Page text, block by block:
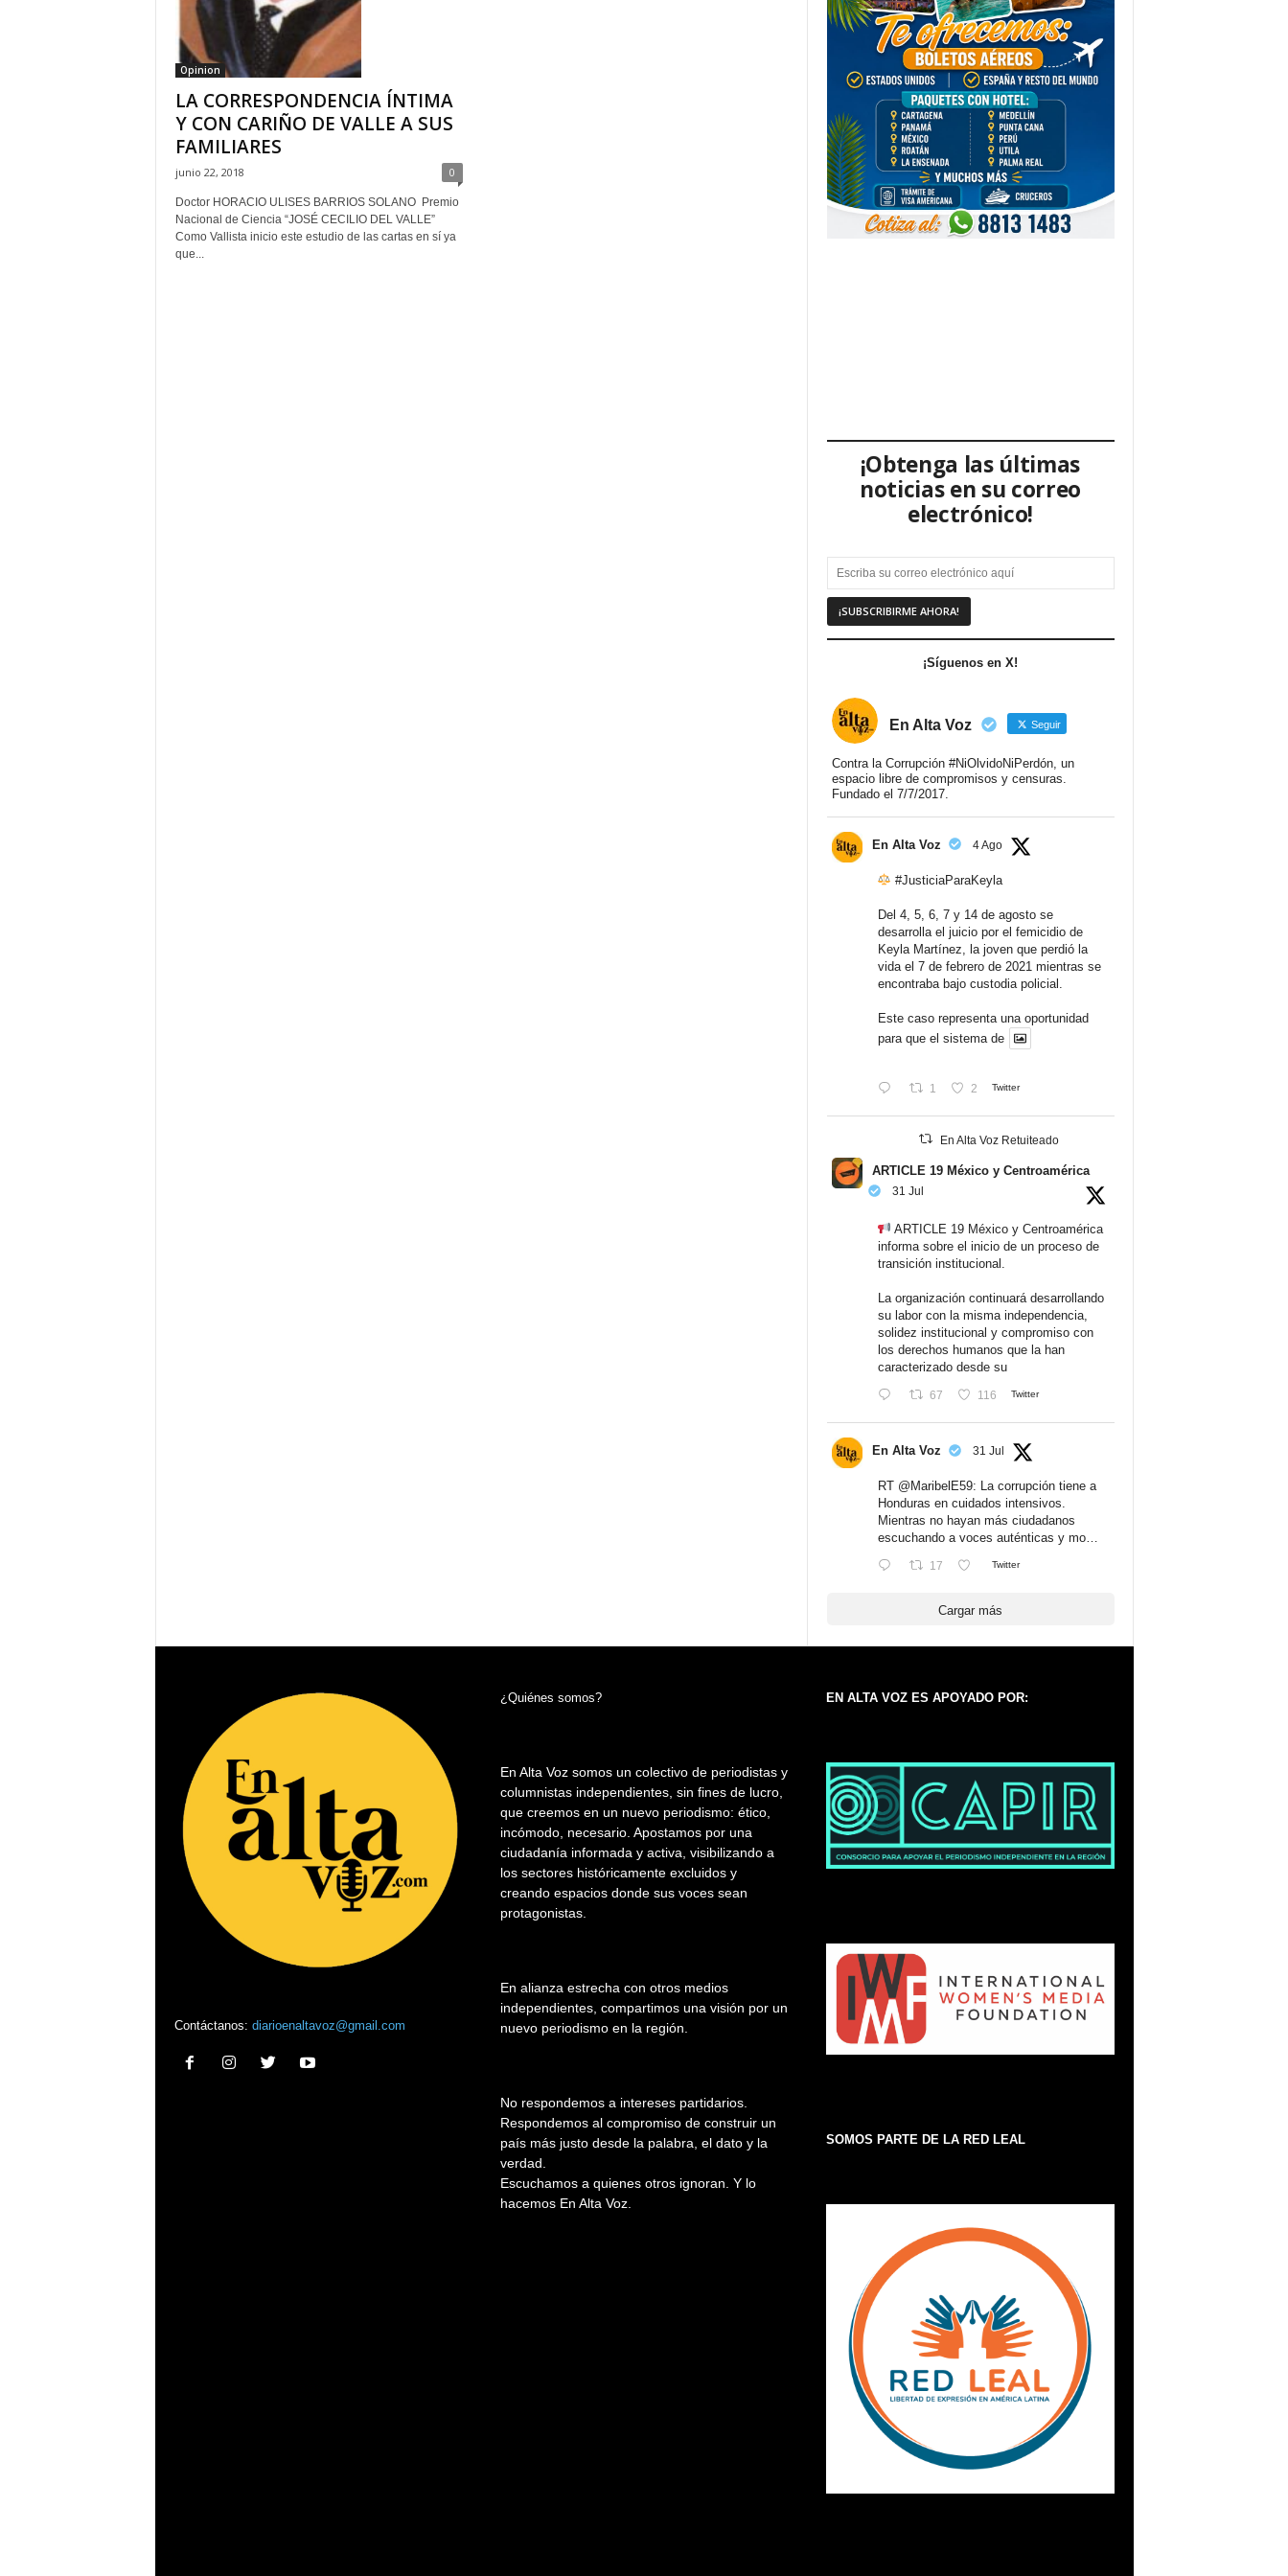
Opinion
LA CORRESPONDENCIA ÍNTIMA
Y CON CARIÑO DE VALLE A SUS
FAMILIARES
junio 22, 2018 0
Doctor HORACIO ULISES BARRIOS SOLANO Premio
Nacional de Ciencia “JOSÉ CECILIO DEL VALLE”
Como Vallista inicio este estudio de las cartas en sí ya
que...
¡Obtenga las últimas
noticias en su correo
electrónico!
¡Síguenos en X!
En Alta Voz Seguir
Contra la Corrupción #NiOlvidoNiPerdón, un
espacio libre de compromisos y censuras.
Fundado el 7/7/2017.
En Alta Voz 4 Ago
#JusticiaParaKeyla
Del 4, 5, 6, 7 y 14 de agosto se
desarrolla el juicio por el femicidio de
Keyla Martínez, la joven que perdió la
vida el 7 de febrero de 2021 mientras se
encontraba bajo custodia policial.
Este caso representa una oportunidad
para que el sistema de
1 2 Twitter
En Alta Voz Retuiteado
ARTICLE 19 México y Centroamérica
31 Jul
ARTICLE 19 México y Centroamérica
informa sobre el inicio de un proceso de
transición institucional.
La organización continuará desarrollando
su labor con la misma independencia,
solidez institucional y compromiso con
los derechos humanos que la han
caracterizado desde su
67 116 Twitter
En Alta Voz 31 Jul
RT @MaribelE59: La corrupción tiene a
Honduras en cuidados intensivos.
Mientras no hayan más ciudadanos
escuchando a voces auténticas y mo…
17 Twitter
Cargar más
Contáctanos: diarioenaltavoz@gmail.com
¿Quiénes somos?
En Alta Voz somos un colectivo de periodistas y
columnistas independientes, sin fines de lucro,
que creemos en un nuevo periodismo: ético,
incómodo, necesario. Apostamos por una
ciudadanía informada y activa, visibilizando a
los sectores históricamente excluidos y
creando espacios donde sus voces sean
protagonistas.
En alianza estrecha con otros medios
independientes, compartimos una visión por un
nuevo periodismo en la región.
No respondemos a intereses partidarios.
Respondemos al compromiso de construir un
país más justo desde la palabra, el dato y la
verdad.
Escuchamos a quienes otros ignoran. Y lo
hacemos En Alta Voz.
EN ALTA VOZ ES APOYADO POR:
SOMOS PARTE DE LA RED LEAL